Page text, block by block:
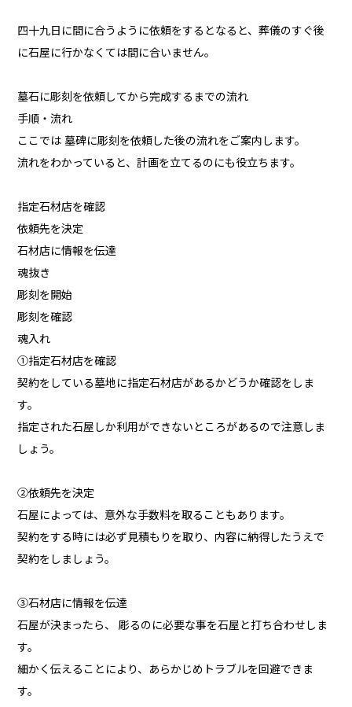
四十九日に間に合うように依頼をするとなると、葬儀のすぐ後
に石屋に行かなくては間に合いません。
墓石に彫刻を依頼してから完成するまでの流れ
手順・流れ
ここでは 墓碑に彫刻を依頼した後の流れをご案内します。
流れをわかっていると、計画を立てるのにも役立ちます。
指定石材店を確認
依頼先を決定
石材店に情報を伝達
魂抜き
彫刻を開始
彫刻を確認
魂入れ
①指定石材店を確認
契約をしている墓地に指定石材店があるかどうか確認をしま
す。
指定された石屋しか利用ができないところがあるので注意しま
しょう。
②依頼先を決定
石屋によっては、意外な手数料を取ることもあります。
契約をする時には必ず見積もりを取り、内容に納得したうえで
契約をしましょう。
③石材店に情報を伝達
石屋が決まったら、 彫るのに必要な事を石屋と打ち合わせしま
す。
細かく伝えることにより、あらかじめトラブルを回避できま
す。